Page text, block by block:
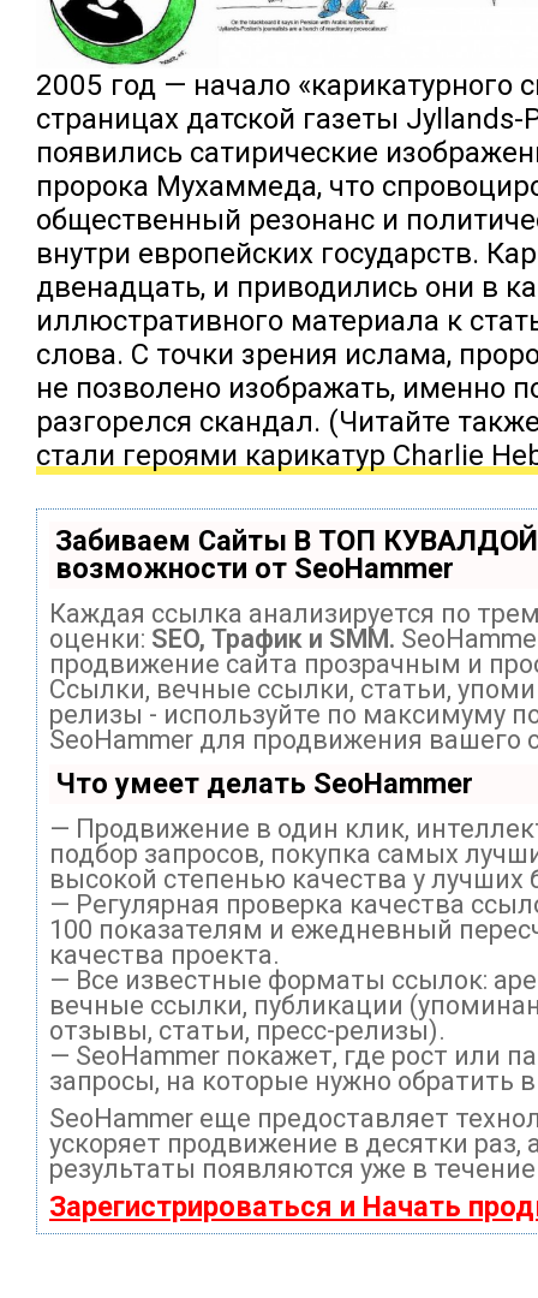
2005 год — начало «карикатурного
страницах датской газеты Jyllands-
появились сатирические
пророка Мухаммеда, что
общественный резонанс и
внутри европейских государств.
двенадцать, и приводились они в
иллюстративного материала к
слова. С точки зрения ислама,
не позволено изображать, именно
разгорелся скандал. (Читайте
стали героями карикатур Charlie
Забиваем Сайты В ТОП
возможности от SeoHammer
Каждая ссылка анализируется по
оценки: SEO, Трафик и SMM.
продвижение сайта прозрачным и
Ссылки, вечные ссылки, статьи,
релизы - используйте по максимуму
SeoHammer для продвижения вашего
Что умеет делать SeoHammer
— Продвижение в один клик,
подбор запросов, покупка самых
высокой степенью качества у лучших
— Регулярная проверка качества
100 показателям и ежедневный
качества проекта.
— Все известные форматы ссылок:
вечные ссылки, публикации
отзывы, статьи, пресс-релизы).
— SeoHammer покажет, где рост или
запросы, на которые нужно обратить
SeoHammer еще предоставляет
ускоряет продвижение в десятки раз,
результаты появляются уже в
Зарегистрироваться и Начать